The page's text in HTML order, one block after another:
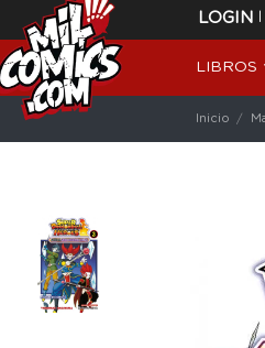
LOGIN |
LIBROS
Inicio